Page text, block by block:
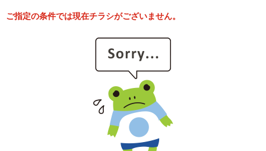
ご指定の条件では現在チラシがございません。